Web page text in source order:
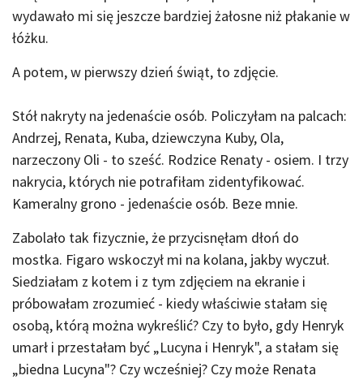
wydawało mi się jeszcze bardziej żałosne niż płakanie w
łóżku.
A potem, w pierwszy dzień świąt, to zdjęcie.
Stół nakryty na jedenaście osób. Policzyłam na palcach:
Andrzej, Renata, Kuba, dziewczyna Kuby, Ola,
narzeczony Oli - to sześć. Rodzice Renaty - osiem. I trzy
nakrycia, których nie potrafiłam zidentyfikować.
Kameralny grono - jedenaście osób. Beze mnie.
Zabolało tak fizycznie, że przycisnęłam dłoń do
mostka. Figaro wskoczył mi na kolana, jakby wyczuł.
Siedziałam z kotem i z tym zdjęciem na ekranie i
próbowałam zrozumieć - kiedy właściwie stałam się
osobą, którą można wykreślić? Czy to było, gdy Henryk
umarł i przestałam być „Lucyna i Henryk", a stałam się
„biedna Lucyna"? Czy wcześniej? Czy może Renata